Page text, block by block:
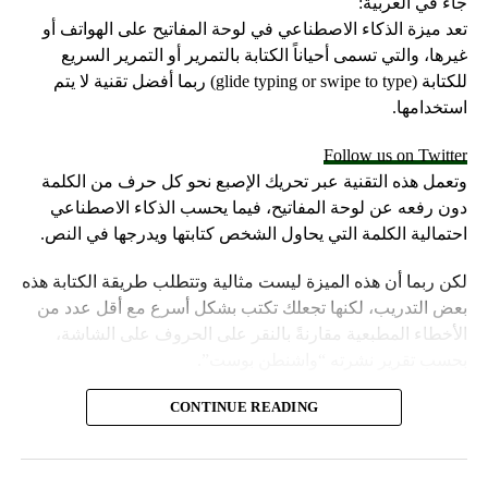
تعد ميزة الذكاء الاصطناعي في لوحة المفاتيح على الهواتف أو
غيرها، والتي تسمى أحياناً الكتابة بالتمرير أو التمرير السريع
للكتابة (glide typing or swipe to type) ربما أفضل تقنية لا يتم
استخدامها.
Follow us on Twitter
وتعمل هذه التقنية عبر تحريك الإصبع نحو كل حرف من الكلمة
دون رفعه عن لوحة المفاتيح، فيما يحسب الذكاء الاصطناعي
احتمالية الكلمة التي يحاول الشخص كتابتها ويدرجها في النص.
لكن ربما أن هذه الميزة ليست مثالية وتتطلب طريقة الكتابة هذه
بعض التدريب، لكنها تجعلك تكتب بشكل أسرع مع أقل عدد من
الأخطاء المطبعية مقارنةً بالنقر على الحروف على الشاشة،
وتُعد الكتابة بالتمرير خياراً قياسياً للوحة المفاتيح على أجهزة
CONTINUE READING